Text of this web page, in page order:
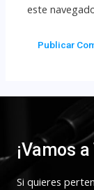
este
¡Vamos
Si quieres